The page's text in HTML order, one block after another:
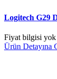
Logitech G29
Fiyat bilgisi yok
Ürün Detayına